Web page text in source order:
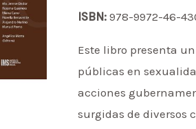
ISBN: 978-9972-46-
Este libro presenta
públicas en
acciones
surgidas de diversos